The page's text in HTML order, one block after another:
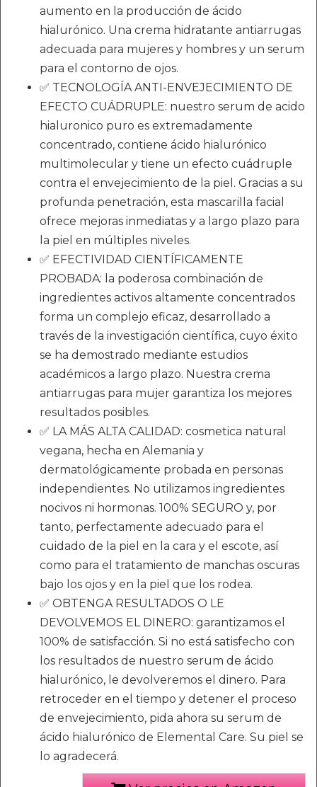
aumento en la producción de ácido
hialurónico. Una crema hidratante antiarrugas
adecuada para mujeres y hombres y un serum
para el contorno de ojos.
✅ TECNOLOGÍA ANTI-ENVEJECIMIENTO DE
EFECTO CUÁDRUPLE: nuestro serum de acido
hialuronico puro es extremadamente
concentrado, contiene ácido hialurónico
multimolecular y tiene un efecto cuádruple
contra el envejecimiento de la piel. Gracias a su
profunda penetración, esta mascarilla facial
ofrece mejoras inmediatas y a largo plazo para
la piel en múltiples niveles.
✅ EFECTIVIDAD CIENTÍFICAMENTE
PROBADA: la poderosa combinación de
ingredientes activos altamente concentrados
forma un complejo eficaz, desarrollado a
través de la investigación científica, cuyo éxito
se ha demostrado mediante estudios
académicos a largo plazo. Nuestra crema
antiarrugas para mujer garantiza los mejores
resultados posibles.
✅ LA MÁS ALTA CALIDAD: cosmetica natural
vegana, hecha en Alemania y
dermatológicamente probada en personas
independientes. No utilizamos ingredientes
nocivos ni hormonas. 100% SEGURO y, por
tanto, perfectamente adecuado para el
cuidado de la piel en la cara y el escote, así
como para el tratamiento de manchas oscuras
bajo los ojos y en la piel que los rodea.
✅ OBTENGA RESULTADOS O LE
DEVOLVEMOS EL DINERO: garantizamos el
100% de satisfacción. Si no está satisfecho con
los resultados de nuestro serum de ácido
hialurónico, le devolveremos el dinero. Para
retroceder en el tiempo y detener el proceso
de envejecimiento, pida ahora su serum de
ácido hialurónico de Elemental Care. Su piel se
lo agradecerá.